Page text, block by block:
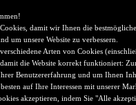
Sign in
DVB
damit wir Ihnen die
um unsere Website zu verbessern.
Arten von Cookies
die Website korrekt funktioniert:
Benutzererfahrung und um Ihnen
auf Ihre Interessen mit unserer
akzeptieren, indem Sie "Alle